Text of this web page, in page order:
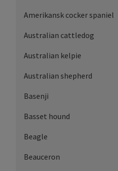
Amerikansk cocker spaniel
Australian cattledog
Australian kelpie
Australian shepherd
Basenji
Basset hound
Beagle
Beauceron